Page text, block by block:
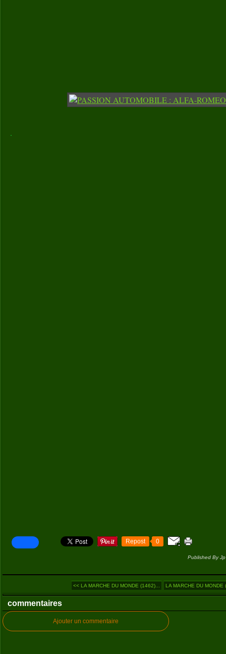
.
Repost 0
Published By
<< LA MARCHE DU MONDE (1462)... LA MARCHE DU MONDE
commentaires
Ajouter un commentaire